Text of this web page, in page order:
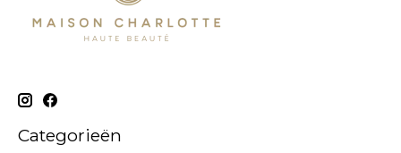
Categorieën